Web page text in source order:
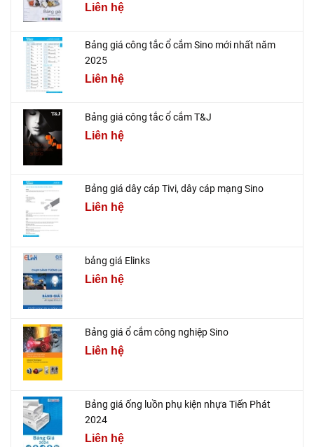
Liên hệ
Bảng giá công tắc ổ cắm Sino mới nhất năm
2025
Liên hệ
Bảng giá công tắc ổ cắm T&J
Liên hệ
Bảng giá dây cáp Tivi, dây cáp mạng Sino
Liên hệ
bảng giá Elinks
Liên hệ
Bảng giá ổ cắm công nghiệp Sino
Liên hệ
Bảng giá ống luồn phụ kiện nhựa Tiến Phát
2024
Liên hệ